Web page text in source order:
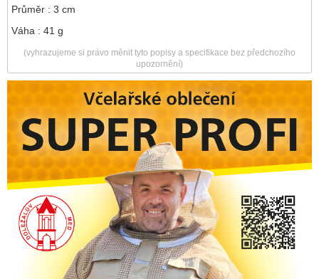
Průměr : 3 cm
Váha : 41 g
(vyhrazujeme si právo měnit tyto popisy a specifikace bez předchozího
upozornění)